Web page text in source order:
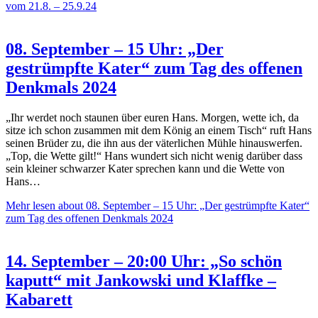
vom 21.8. – 25.9.24
08. September – 15 Uhr: „Der
gestrümpfte Kater“ zum Tag des offenen
Denkmals 2024
„Ihr werdet noch staunen über euren Hans. Morgen, wette ich, da
sitze ich schon zusammen mit dem König an einem Tisch“ ruft Hans
seinen Brüder zu, die ihn aus der väterlichen Mühle hinauswerfen.
„Top, die Wette gilt!“ Hans wundert sich nicht wenig darüber dass
sein kleiner schwarzer Kater sprechen kann und die Wette von
Hans…
Mehr lesen about 08. September – 15 Uhr: „Der gestrümpfte Kater“
zum Tag des offenen Denkmals 2024
14. September – 20:00 Uhr: „So schön
kaputt“ mit Jankowski und Klaffke –
Kabarett